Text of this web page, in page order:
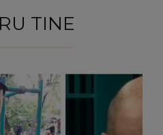
TINE